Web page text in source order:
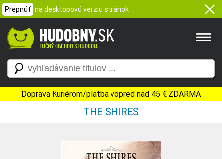
Prepnúť na desktopovú verziu stránok
Doprava Kuriérom/platba vopred nad 45 € ZDARMA
THE SHIRES